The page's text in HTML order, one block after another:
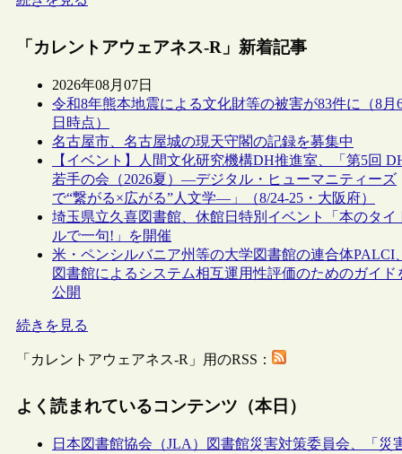
「カレントアウェアネス-R」新着記事
2026年08月07日
令和8年熊本地震による文化財等の被害が83件に（8月
日時点）
名古屋市、名古屋城の現天守閣の記録を募集中
【イベント】人間文化研究機構DH推進室、「第5回
若手の会（2026夏）―デジタル・ヒューマニティーズ
で“繋がる×広がる”人文学―」（8/24-25・大阪府）
埼玉県立久喜図書館、休館日特別イベント「本のタイ
ルで一句!」を開催
米・ペンシルバニア州等の大学図書館の連合体PALCI、
図書館によるシステム相互運用性評価のためのガイド
公開
続きを見る
「カレントアウェアネス-R」用のRSS：
よく読まれているコンテンツ（本日）
日本図書館協会（JLA）図書館災害対策委員会、「災